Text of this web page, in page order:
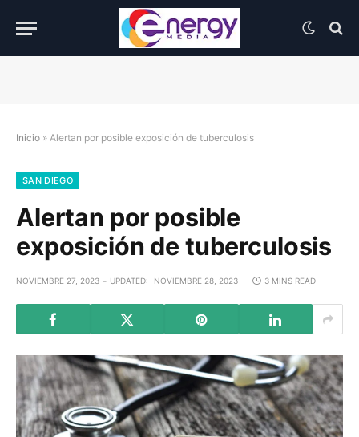
Inicio » Alertan por posible exposición de tuberculosis
SAN DIEGO
Alertan por posible
exposición de tuberculosis
NOVIEMBRE 27, 2023 UPDATED: NOVIEMBRE 28, 2023 3 MINS READ